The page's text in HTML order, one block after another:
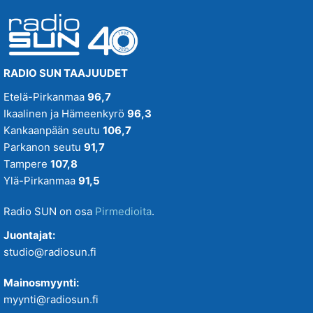
RADIO SUN TAAJUUDET
Etelä-Pirkanmaa 96,7
Ikaalinen ja Hämeenkyrö 96,3
Kankaanpään seutu 106,7
Parkanon seutu 91,7
Tampere 107,8
Ylä-Pirkanmaa 91,5
Radio SUN on osa Pirmedioita.
Juontajat:
studio@radiosun.fi
Mainosmyynti:
myynti@radiosun.fi